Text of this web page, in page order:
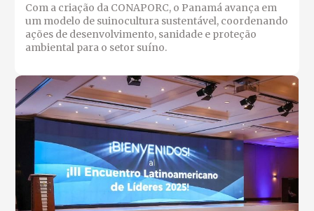
Com a criação da CONAPORC, o Panamá avança em
um modelo de suinocultura sustentável, coordenando
ações de desenvolvimento, sanidade e proteção
ambiental para o setor suíno.